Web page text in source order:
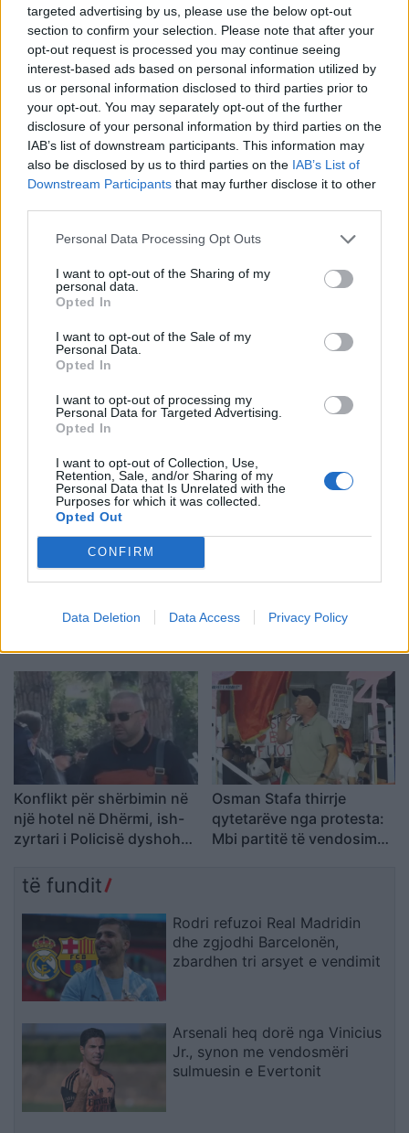
targeted advertising by us, please use the below opt-out
section to confirm your selection. Please note that after your
opt-out request is processed you may continue seeing
interest-based ads based on personal information utilized by
us or personal information disclosed to third parties prior to
your opt-out. You may separately opt-out of the further
disclosure of your personal information by third parties on the
IAB’s list of downstream participants. This information may
also be disclosed by us to third parties on the IAB’s List of
Downstream Participants that may further disclose it to other
Personal Data Processing Opt Outs
I want to opt-out of the Sharing of my
personal data.
Opted In
I want to opt-out of the Sale of my
Personal Data.
Opted In
I want to opt-out of processing my
Personal Data for Targeted Advertising.
Opted In
I want to opt-out of Collection, Use,
Retention, Sale, and/or Sharing of my
Personal Data that Is Unrelated with the
Purposes for which it was collected.
Opted Out
CONFIRM
Data Deletion Data Access Privacy Policy
Hyri me Jet Ski në
hapësirën e pushuesve në
Zvërnec, gjobitet me 300
Tragjedi në Rrugën e
Kombit, aksidentohet de
vdes 38-vjeçari nga
“Po ngrihet një ministri
paralele e Shëndetësisë”/
Këlliçi: Projektligji i
shtatorit i hap rrugë
monopolit, SPAK të
ndërhyjë
minibus në periferi të
Damaskut lë 2 të vdekur
Infermierja shqiptare në
Itali shpërthen në lot në
detyrohen të kërkojnë
kurim jashtë vendit
Video/ Dy të vrarë dhe 13
të plagosur nga
shpërthimi i një minibusi
pranë Damaskut
Konflikt për shërbimin në
një hotel në Dhërmi, ish-
zyrtari i Policisë dyshohet
dhe administratorin
Osman Stafa thirrje
qytetarëve nga protesta:
Mbi partitë të vendosim
të fundit
Rodri refuzoi Real Madridin
dhe zgjodhi Barcelonën,
zbardhen tri arsyet e vendimit
Arsenali heq dorë nga Vinicius
Jr., synon me vendosmëri
sulmuesin e Evertonit